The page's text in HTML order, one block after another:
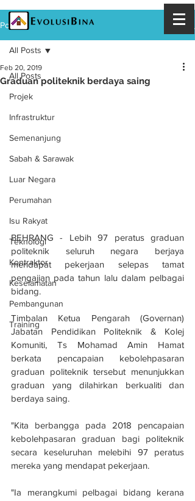
Post
All Posts
Projek
Infrastruktur
Semenanjung
Sabah & Sarawak
Luar Negara
Perumahan
Isu Rakyat
Teknologi
Kontraktor
Keselamatan
Pembangunan
Training
All Posts
Graduan politeknik berdaya saing
Feb 20, 2019
BEHRANG - Lebih 97 peratus graduan
politeknik seluruh negara berjaya
mendapat pekerjaan selepas tamat
pengajian pada tahun lalu dalam pelbagai
bidang.
Timbalan Ketua Pengarah (Governan)
Jabatan Pendidikan Politeknik & Kolej
Komuniti, Ts Mohamad Amin Hamat
berkata pencapaian kebolehpasaran
graduan politeknik tersebut menunjukkan
graduan yang dilahirkan berkualiti dan
berdaya saing.
"Kita berbangga pada 2018 pencapaian
kebolehpasaran graduan bagi politeknik
secara keseluruhan melebihi 97 peratus
mereka yang mendapat pekerjaan.
"Ia merangkumi pelbagai bidang kerana